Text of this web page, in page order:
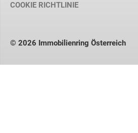
COOKIE RICHTLINIE
© 2026 Immobilienring Österreich